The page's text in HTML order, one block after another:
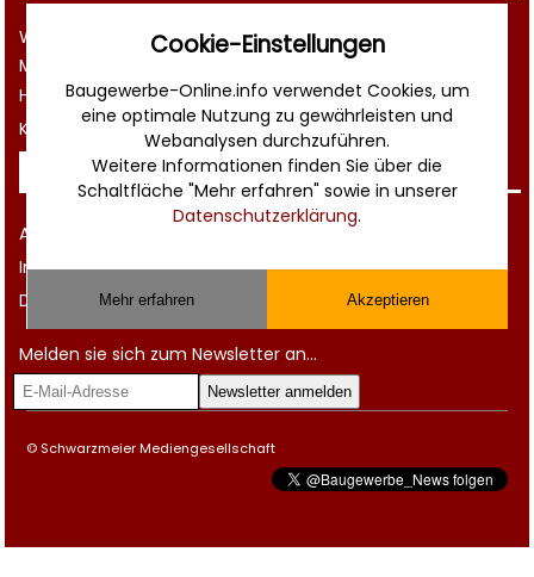
Werbung
Musterverträge und Vorlagen
Hilfe
Kontakt
Rechtliches
AGB
Impressum
Datenschutz
Melden sie sich zum Newsletter an...
© Schwarzmeier Mediengesellschaft
Cookie-Einstellungen
Baugewerbe-Online.info verwendet Cookies, um
eine optimale Nutzung zu gewährleisten und
Webanalysen durchzuführen.
Weitere Informationen finden Sie über die
Schaltfläche "Mehr erfahren" sowie in unserer
Datenschutzerklärung.
Mehr erfahren Akzeptieren